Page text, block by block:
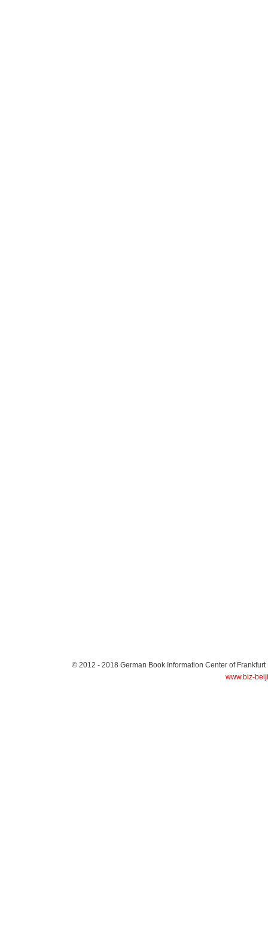
© 2012 - 2018 German Book Information Center of Frankfurt
www.biz-